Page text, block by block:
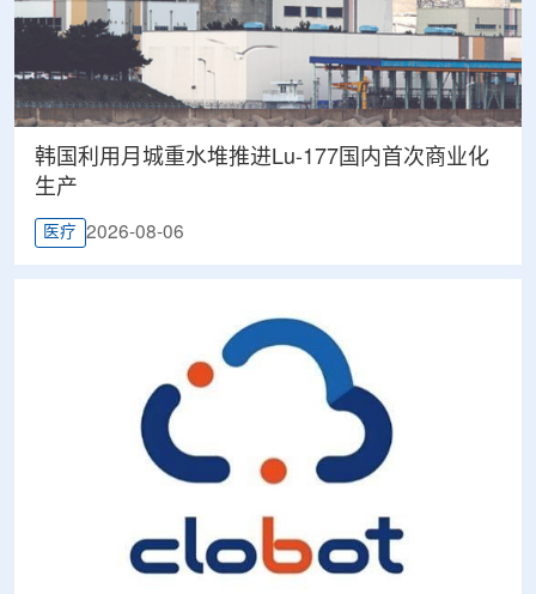
韩国利用月城重水堆推进Lu-177国内首次商业化
生产
医疗 2026-08-06